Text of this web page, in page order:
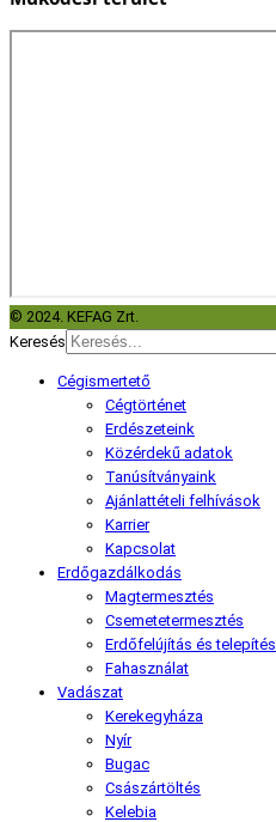
© 2024. KEFAG Zrt.
Keresés
Cégismertető
Cégtörténet
Erdészeteink
Közérdekű adatok
Tanúsítványaink
Ajánlattételi felhívások
Karrier
Kapcsolat
Erdőgazdálkodás
Magtermesztés
Csemetetermesztés
Erdőfelújítás és telepítés
Fahasználat
Vadászat
Kerekegyháza
Nyír
Bugac
Császártöltés
Kelebia